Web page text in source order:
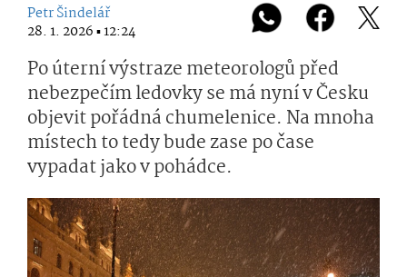
Petr Šindelář
28. 1. 2026 ▪ 12:24
Po úterní výstraze meteorologů před
nebezpečím ledovky se má nyní v Česku
objevit pořádná chumelenice. Na mnoha
místech to tedy bude zase po čase
vypadat jako v pohádce.